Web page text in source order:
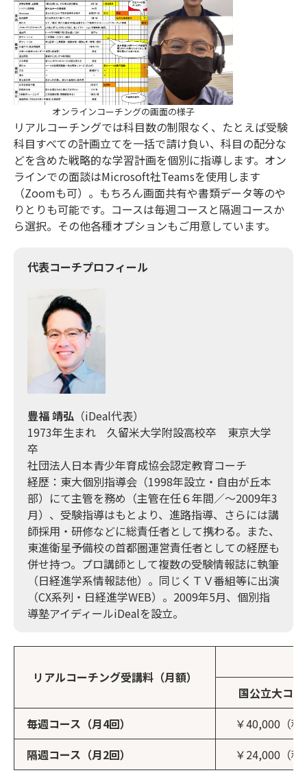
オンラインコーチングの画面の様子
リアルコーチングでは科目数の制限なく、たとえば受験
科目すべての計画立てを一括で請け負い、科目の配分な
どを含めた戦略的な学習計画を個別に指導します。オン
ラインでの面談はMicrosoft社Teamsを使用します
（Zoomも可）。もちろん画面共有や書類データ等のや
りとりも可能です。コースは毎週コースと隔週コースか
ら選択。その他各種オプションもご用意しています。
代表コーチプロフィール
豊福 靖弘 （iDeal代表）
1973年生まれ 久留米大学附設高校卒 東京大学
卒
社団法人日本青少年育成協会認定教育コーチ
経歴：東大個別指導会（1998年設立・自由が丘本
部）にて主管を務め（主管在任６年間／～2009年3
月）、受験指導はもとより、進路指導、さらには講
師採用・研修などに総責任者として携わる。また、
東進衛星予備校の首都圏運営責任者としての経歴も
併せ持つ。プロ講師として複数の受験情報誌に執筆
（日経進学系情報誌他）。同じくＴＶ番組等に出演
（CX系列・日経進学WEB）。2009年5月、個別指
導塾アイディールiDealを設立。
リアルコーチング受講料（月額）
国公立大コー
毎週コース（月4回）
￥40,000（税
隔週コース（月2回）
￥24,000（税